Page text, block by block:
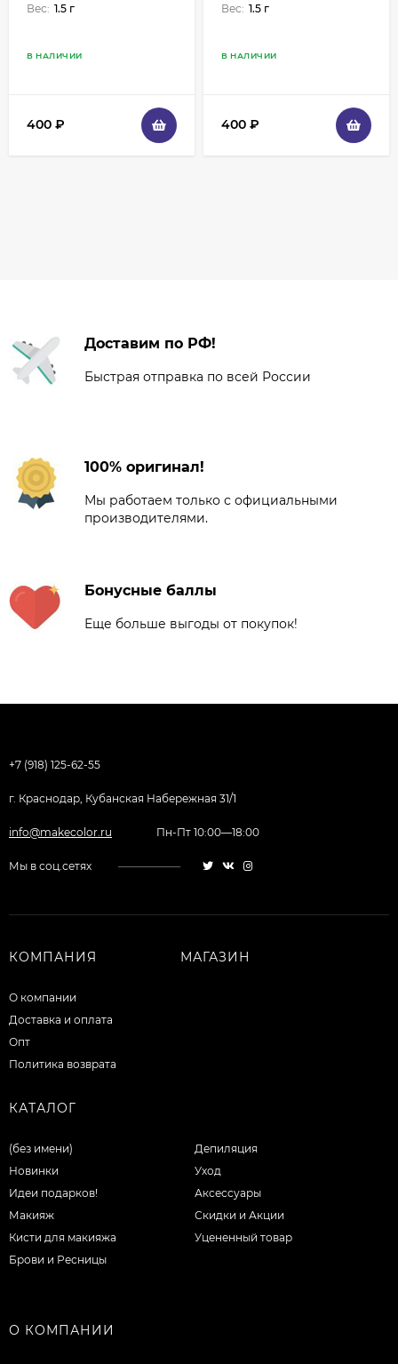
Вес: 1.5 г
В НАЛИЧИИ
400 ₽
Вес: 1.5 г
В НАЛИЧИИ
400 ₽
Доставим по РФ!
Быстрая отправка по всей России
100% оригинал!
Мы работаем только с официальными
производителями.
Бонусные баллы
Еще больше выгоды от покупок!
+7 (918) 125-62-55
г. Краснодар, Кубанская Набережная 31/1
info@makecolor.ru Пн-Пт 10:00—18:00
Мы в соц.сетях
КОМПАНИЯ
О компании
Доставка и оплата
Опт
Политика возврата
МАГАЗИН
КАТАЛОГ
(без имени)
Новинки
Идеи подарков!
Макияж
Кисти для макияжа
Брови и Ресницы
Депиляция
Уход
Аксессуары
Скидки и Акции
Уцененный товар
О КОМПАНИИ